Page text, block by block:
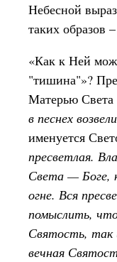
Небесной
таких образов
«Как к Ней
"тишина"»?
Матерью Света
в песнех
именуется
пресветлая.
Света — Боге,
огне. Вся
помыслить,
Святость, так
вечная